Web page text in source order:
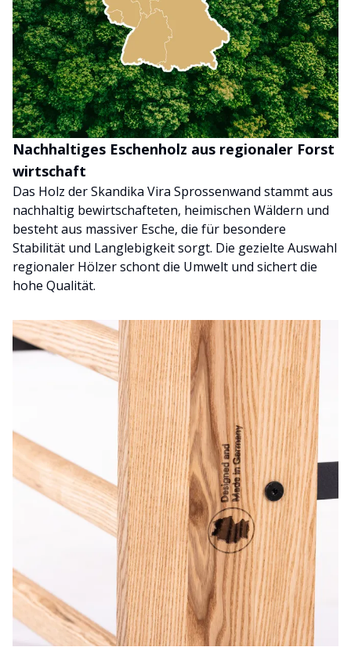
Nachhaltiges Eschenholz aus regionaler Forst
wirtschaft
Das Holz der Skandika Vira Sprossenwand stammt aus
nachhaltig bewirtschafteten, heimischen Wäldern und
besteht aus massiver Esche, die für besondere
Stabilität und Langlebigkeit sorgt. Die gezielte Auswahl
regionaler Hölzer schont die Umwelt und sichert die
hohe Qualität.